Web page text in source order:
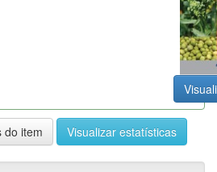
do item Visualizar estatísticas